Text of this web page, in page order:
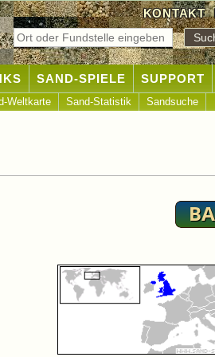
KONTAKT
SAND-SPIELE SUPPORT
Weltkarte Sand-Statistik Sandsuche